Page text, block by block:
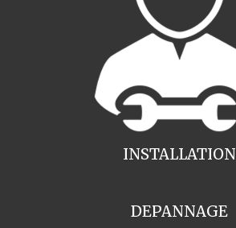
INSTALLATION
DEPANNAGE